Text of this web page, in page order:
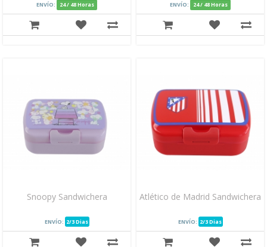
ENVÍO: 24 / 48 Horas ENVÍO: 24 / 48 Horas
Snoopy Sandwichera
ENVÍO: 2/3 Dias
Atlético de Madrid Sandwichera
ENVÍO: 2/3 Dias